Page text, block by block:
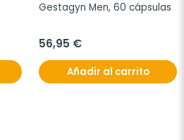
Gestagyn Men, 60 cápsulas
56,95 €
Añadir al carrito